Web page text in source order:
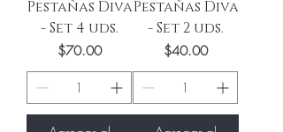
Pestañas Diva
- Set 4 uds.
Precio
$70.00
Pestañas Diva
- Set 2 uds.
Precio
$40.00